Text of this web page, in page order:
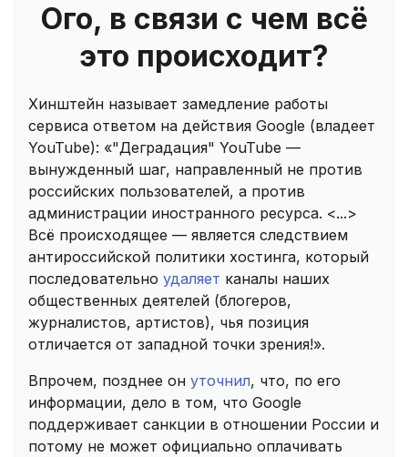
Ого, в связи с чем всё
это происходит?
Хинштейн называет замедление работы
сервиса ответом на действия Google (владеет
YouTube): «"Деградация" YouTube —
вынужденный шаг, направленный не против
российских пользователей, а против
администрации иностранного ресурса. <...>
Всё происходящее — является следствием
антироссийской политики хостинга, который
последовательно удаляет каналы наших
общественных деятелей (блогеров,
журналистов, артистов), чья позиция
отличается от западной точки зрения!».
Впрочем, позднее он уточнил, что, по его
информации, дело в том, что Google
поддерживает санкции в отношении России и
потому не может официально оплачивать